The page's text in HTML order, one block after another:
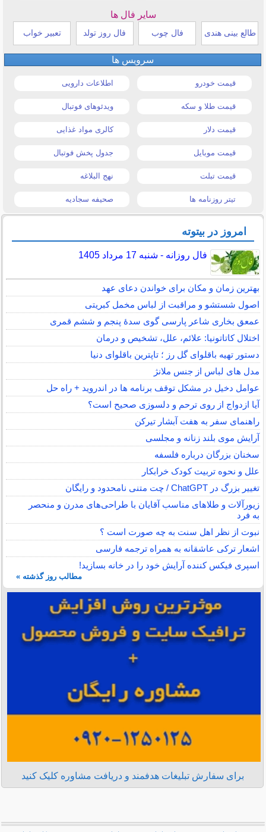
سایر فال ها
طالع بینی هندی فال چوب فال روز تولد تعبیر خواب
سرویس ها
قیمت خودرو اطلاعات دارویی
قیمت طلا و سکه ویدئوهای فوتبال
قیمت دلار کالری مواد غذایی
قیمت موبایل جدول پخش فوتبال
قیمت تبلت نهج البلاغه
تیتر روزنامه ها صحیفه سجادیه
امروز در بیتوته
فال روزانه - شنبه 17 مرداد 1405
بهترین زمان و مکان برای خواندن دعای عهد
اصول شستشو و مراقبت از لباس مخمل کبریتی
عمعق بخاری شاعر پارسی گوی سدهٔ پنجم و ششم قمری
اختلال کاتاتونیا: علائم، علل، تشخیص و درمان
دستور تهیه باقلوای گل رز ؛ تاپترین باقلوای دنیا
مدل های لباس از جنس ملانژ
عوامل دخیل در مشکل توقف برنامه ها در اندروید + راه حل
آیا ازدواج از روی ترحم و دلسوزی صحیح است؟
راهنمای سفر به هفت آبشار تیرکن
آرایش موی بلند زنانه و مجلسی
سخنان بزرگان درباره فلسفه
علل و نحوه تربیت کودک خرابکار
تغییر بزرگ در ChatGPT / چت متنی نامحدود و رایگان
زیورآلات و طلاهای مناسب آقایان با طراحی‌های مدرن و منحصر
به فرد
نبوت از نظر اهل سنت به چه صورت است ؟
اشعار ترکی عاشقانه به همراه ترجمه فارسی
اسپری فیکس کننده آرایش خود را در خانه بسازید!
مطالب روز گذشته »
برای سفارش تبلیغات هدفمند و دریافت مشاوره کلیک کنید